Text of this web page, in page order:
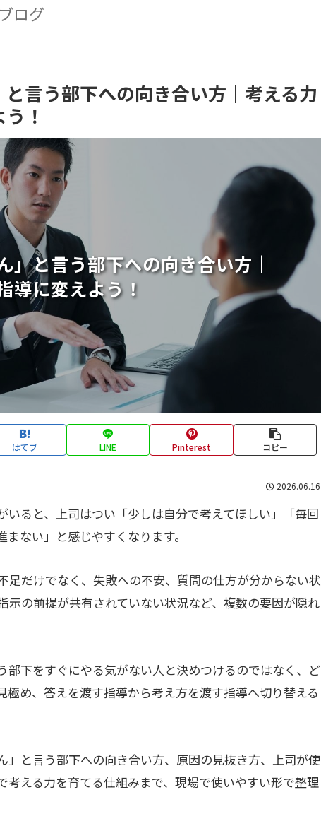
ログ
言う部下への向き合い方｜考える力
！
」と言う部下への向き合い方｜
導に変えよう！
はてブ LINE Pinterest コピー
2026.06.16
いると、上司はつい「少しは自分で考えてほしい」「毎回
ない」と感じやすくなります。
足だけでなく、失敗への不安、質問の仕方が分からない状
示の前提が共有されていない状況など、複数の要因が隠れ
部下をすぐにやる気がない人と決めつけるのではなく、ど
極め、答えを渡す指導から考え方を渡す指導へ切り替える
」と言う部下への向き合い方、原因の見抜き方、上司が使
考える力を育てる仕組みまで、現場で使いやすい形で整理